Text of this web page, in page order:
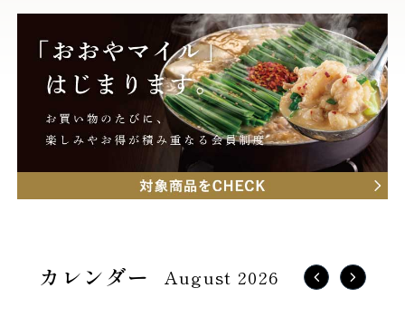
August 2026